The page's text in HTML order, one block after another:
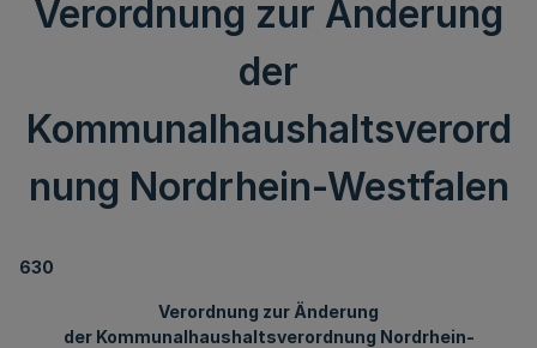
Verordnung zur Änderung
der
Kommunalhaushaltsverord
nung Nordrhein-Westfalen
630
Verordnung zur Änderung
der Kommunalhaushaltsverordnung Nordrhein-